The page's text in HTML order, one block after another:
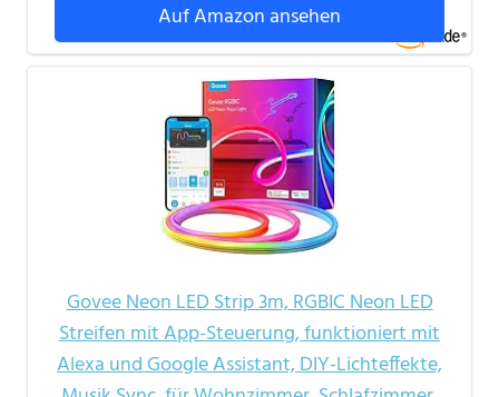
Auf Amazon ansehen
Govee Neon LED Strip 3m, RGBIC Neon LED
Streifen mit App-Steuerung, funktioniert mit
Alexa und Google Assistant, DIY-Lichteffekte,